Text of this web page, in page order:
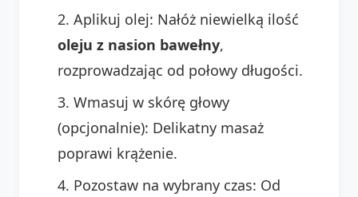
Aplikuj olej: Nałóż niewielką ilość
oleju z nasion bawełny,
rozprowadzając od połowy długości.
Wmasuj w skórę głowy
(opcjonalnie): Delikatny masaż
poprawi krążenie.
Pozostaw na wybrany czas: Od